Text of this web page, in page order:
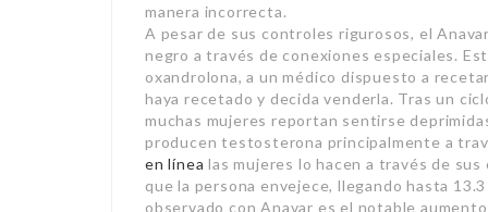
manera incorrecta.
A pesar de sus controles rigurosos, el
negro a través de conexiones especiales.
oxandrolona, a un médico dispuesto a
haya recetado y decida venderla. Tras un
muchas mujeres reportan sentirse
producen testosterona principalmente a
en línea las mujeres lo hacen a través de
que la persona envejece, llegando hasta
observado con Anavar es el notable